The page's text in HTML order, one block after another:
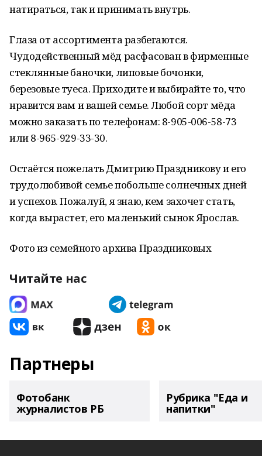
натираться, так и принимать внутрь.
Глаза от ассортимента разбегаются.
Чудодейственный мёд расфасован в фирменные
стеклянные баночки, липовые бочонки,
березовые туеса. Приходите и выбирайте то, что
нравится вам и вашей семье. Любой сорт мёда
можно заказать по телефонам: 8-905-006-58-73
или 8-965-929-33-30.
Остаётся пожелать Дмитрию Праздникову и его
трудолюбивой семье побольше солнечных дней
и успехов. Пожалуй, я знаю, кем захочет стать,
когда вырастет, его маленький сынок Ярослав.
Фото из семейного архива Праздниковых
Читайте нас
Партнеры
Фотобанк
журналистов РБ
Рубрика "Еда и
напитки"